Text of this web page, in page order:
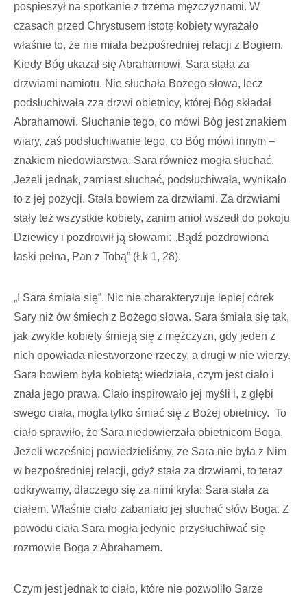
pospieszył na spotkanie z trzema mężczyznami. W
czasach przed Chrystusem istotę kobiety wyrażało
właśnie to, że nie miała bezpośredniej relacji z Bogiem.
Kiedy Bóg ukazał się Abrahamowi, Sara stała za
drzwiami namiotu. Nie słuchała Bożego słowa, lecz
podsłuchiwała zza drzwi obietnicy, której Bóg składał
Abrahamowi. Słuchanie tego, co mówi Bóg jest znakiem
wiary, zaś podsłuchiwanie tego, co Bóg mówi innym –
znakiem niedowiarstwa. Sara również mogła słuchać.
Jeżeli jednak, zamiast słuchać, podsłuchiwała, wynikało
to z jej pozycji. Stała bowiem za drzwiami. Za drzwiami
stały też wszystkie kobiety, zanim anioł wszedł do pokoju
Dziewicy i pozdrowił ją słowami: „Bądź pozdrowiona
łaski pełna, Pan z Tobą” (Łk 1, 28).
„I Sara śmiała się”. Nic nie charakteryzuje lepiej córek
Sary niż ów śmiech z Bożego słowa. Sara śmiała się tak,
jak zwykle kobiety śmieją się z mężczyzn, gdy jeden z
nich opowiada niestworzone rzeczy, a drugi w nie wierzy.
Sara bowiem była kobietą: wiedziała, czym jest ciało i
znała jego prawa. Ciało inspirowało jej myśli i, z głębi
swego ciała, mogła tylko śmiać się z Bożej obietnicy. To
ciało sprawiło, że Sara niedowierzała obietnicom Boga.
Jeżeli wcześniej powiedzieliśmy, że Sara nie była z Nim
w bezpośredniej relacji, gdyż stała za drzwiami, to teraz
odkrywamy, dlaczego się za nimi kryła: Sara stała za
ciałem. Właśnie ciało zabaniało jej słuchać słów Boga. Z
powodu ciała Sara mogła jedynie przysłuchiwać się
rozmowie Boga z Abrahamem.
Czym jest jednak to ciało, które nie pozwoliło Sarze